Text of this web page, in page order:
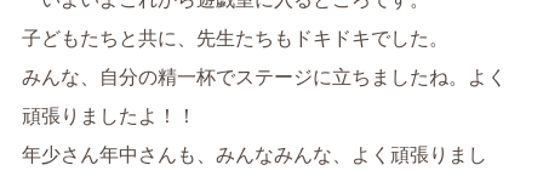
子どもたちと共に、先生たちもドキドキでした。
みんな、自分の精一杯でステージに立ちましたね。よく
頑張りましたよ！！
年少さん年中さんも、みんなみんな、よく頑張りまし